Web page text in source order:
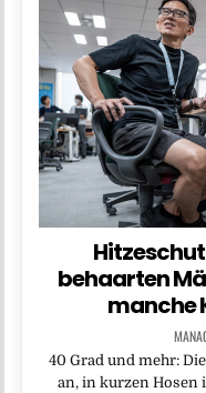
behaarten
manche
40 Grad und mehr:
an, in kurzen Hosen